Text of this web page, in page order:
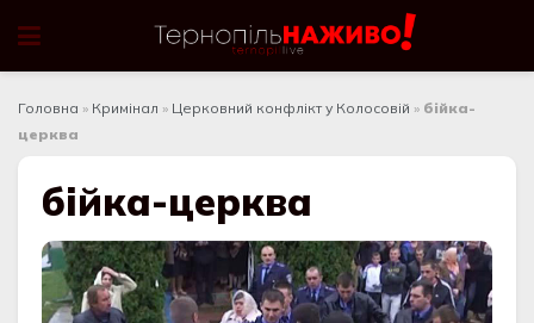
Головна » Кримінал » Церковний конфлікт у Колосовій » бійка-
церква
бійка-церква